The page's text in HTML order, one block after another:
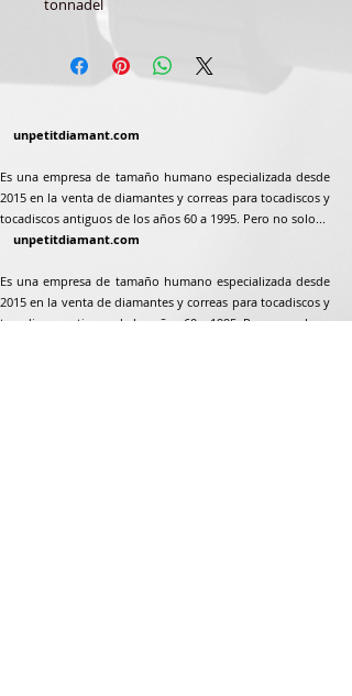
tonnadel
unpetitdiamant.com
Es una empresa de tamaño humano especializada desde
2015 en la venta de diamantes y correas para tocadiscos y
tocadiscos antiguos de los años 60 a 1995. Pero no solo...
unpetitdiamant.com
Es una empresa de tamaño humano especializada desde
2015 en la venta de diamantes y correas para tocadiscos y
tocadiscos antiguos de los años 60 a 1995. Pero no solo...